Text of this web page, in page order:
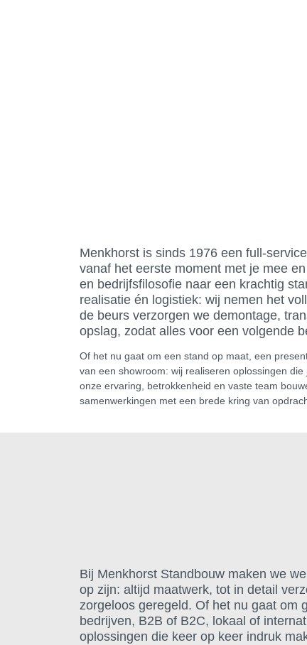
Menkhorst is sinds 1976 een full-
vanaf het eerste moment met je mee
en bedrijfsfilosofie naar een krachtig
realisatie én logistiek: wij nemen het
de beurs verzorgen we demontage,
opslag, zodat alles voor een volgende
Of het nu gaat om een stand op maat, een
van een showroom: wij realiseren oplossingen
onze ervaring, betrokkenheid en vaste team
samenwerkingen met een brede kring van
Bij Menkhorst Standbouw maken we
op zijn: altijd maatwerk, tot in detail
zorgeloos geregeld. Of het nu gaat om
bedrijven, B2B of B2C, lokaal of
oplossingen die keer op keer indruk